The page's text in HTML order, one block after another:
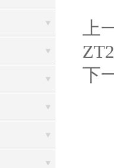
上
下